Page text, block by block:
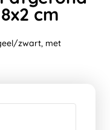
cm
zwart, met